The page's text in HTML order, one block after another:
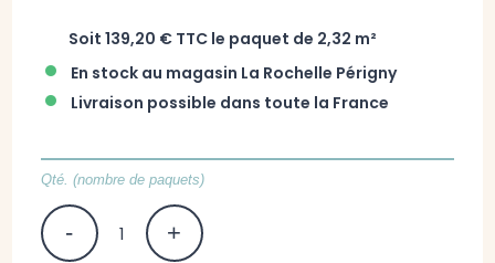
Soit 139,20 € TTC le paquet de 2,32 m²
• En stock au magasin La Rochelle Périgny
• Livraison possible dans toute la France
Qté. (nombre de paquets)